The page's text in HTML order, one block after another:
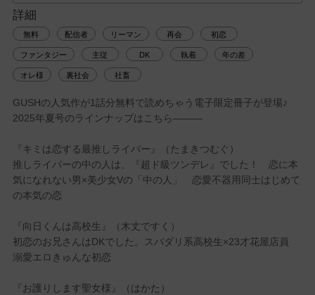
詳細
無料 配信者 リーマン 再会 初恋
ファンタジー 主従 DK 執着 年の差
オレ様 裏社会 社畜
GUSHの人気作が1話分無料で読めちゃう電子限定冊子が登場♪
2025年夏号のラインナップはこちら―――
『キミは恋する最推しライバー』（たまきつむぐ）
推しライバーの中の人は、『超ド級ツンデレ』でした！ 恋に本
気になれない男×美少女Vの「中の人」 恋愛不器用同士はじめて
の本気の恋
『向日くんは高校生』（木丈ですく）
初恋のお兄さんはDKでした。スパダリ系高校生×23才花屋店員
溺愛エロきゅんな初恋
『お護りします聖女様』（はかた）